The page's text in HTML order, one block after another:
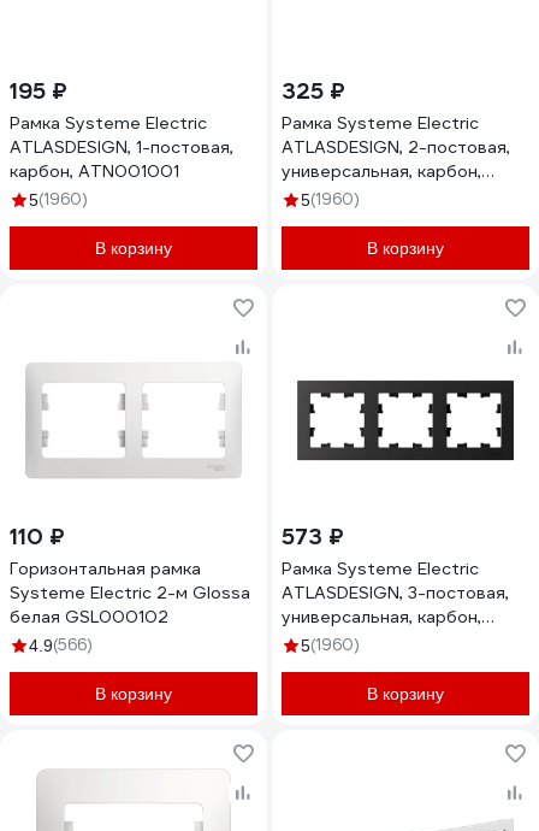
195 ₽
Рамка Systeme Electric
ATLASDESIGN, 1-постовая,
карбон, ATN001001
5(1960)
В корзину
325 ₽
Рамка Systeme Electric
ATLASDESIGN, 2-постовая,
универсальная, карбон,
ATN001002
5(1960)
В корзину
110 ₽
Горизонтальная рамка
Systeme Electric 2-м Glossa
белая GSL000102
4.9(566)
В корзину
573 ₽
Рамка Systeme Electric
ATLASDESIGN, 3-постовая,
универсальная, карбон,
ATN001003
5(1960)
В корзину